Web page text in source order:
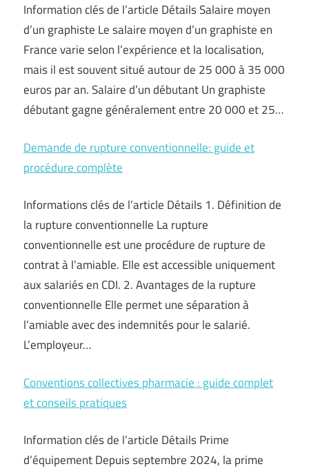
Information clés de l’article Détails Salaire moyen
d’un graphiste Le salaire moyen d’un graphiste en
France varie selon l’expérience et la localisation,
mais il est souvent situé autour de 25 000 à 35 000
euros par an. Salaire d’un débutant Un graphiste
débutant gagne généralement entre 20 000 et 25…
Demande de rupture conventionnelle: guide et
procédure complète
Informations clés de l’article Détails 1. Définition de
la rupture conventionnelle La rupture
conventionnelle est une procédure de rupture de
contrat à l’amiable. Elle est accessible uniquement
aux salariés en CDI. 2. Avantages de la rupture
conventionnelle Elle permet une séparation à
l’amiable avec des indemnités pour le salarié.
L’employeur…
Conventions collectives pharmacie : guide complet
et conseils pratiques
Information clés de l’article Détails Prime
d’équipement Depuis septembre 2024, la prime